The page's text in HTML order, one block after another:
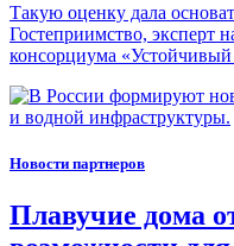
Такую оценку дала
Гостеприимство, эксперт
консорциума
Новости партнеров
Плавучие дома